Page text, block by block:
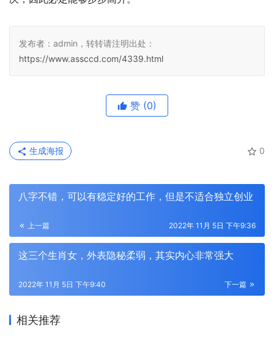
发布者：admin，转转请注明出处：
https://www.assccd.com/4339.html
赞 (0)
0
生成海报
八字不错，可以有稳定好的工作，但是不适合独立创业
上一篇 2022年 11月 5日 下午9:36
这三个生肖女，外表隐秘柔弱，其实内心非常强大
下一篇
2022年 11月 5日 下午9:40
相关推荐